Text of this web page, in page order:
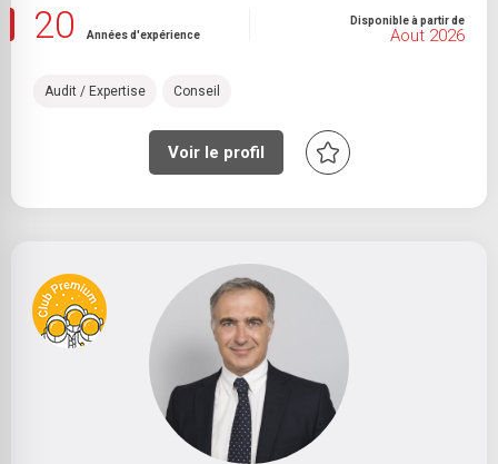
20 Années d'expérience
Disponible à partir de
Aout 2026
Audit / Expertise Conseil
Voir le profil